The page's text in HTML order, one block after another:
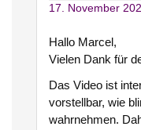
17. November
Hallo Marcel,
Vielen Dank für
Das Video ist
vorstellbar, wie
wahrnehmen.